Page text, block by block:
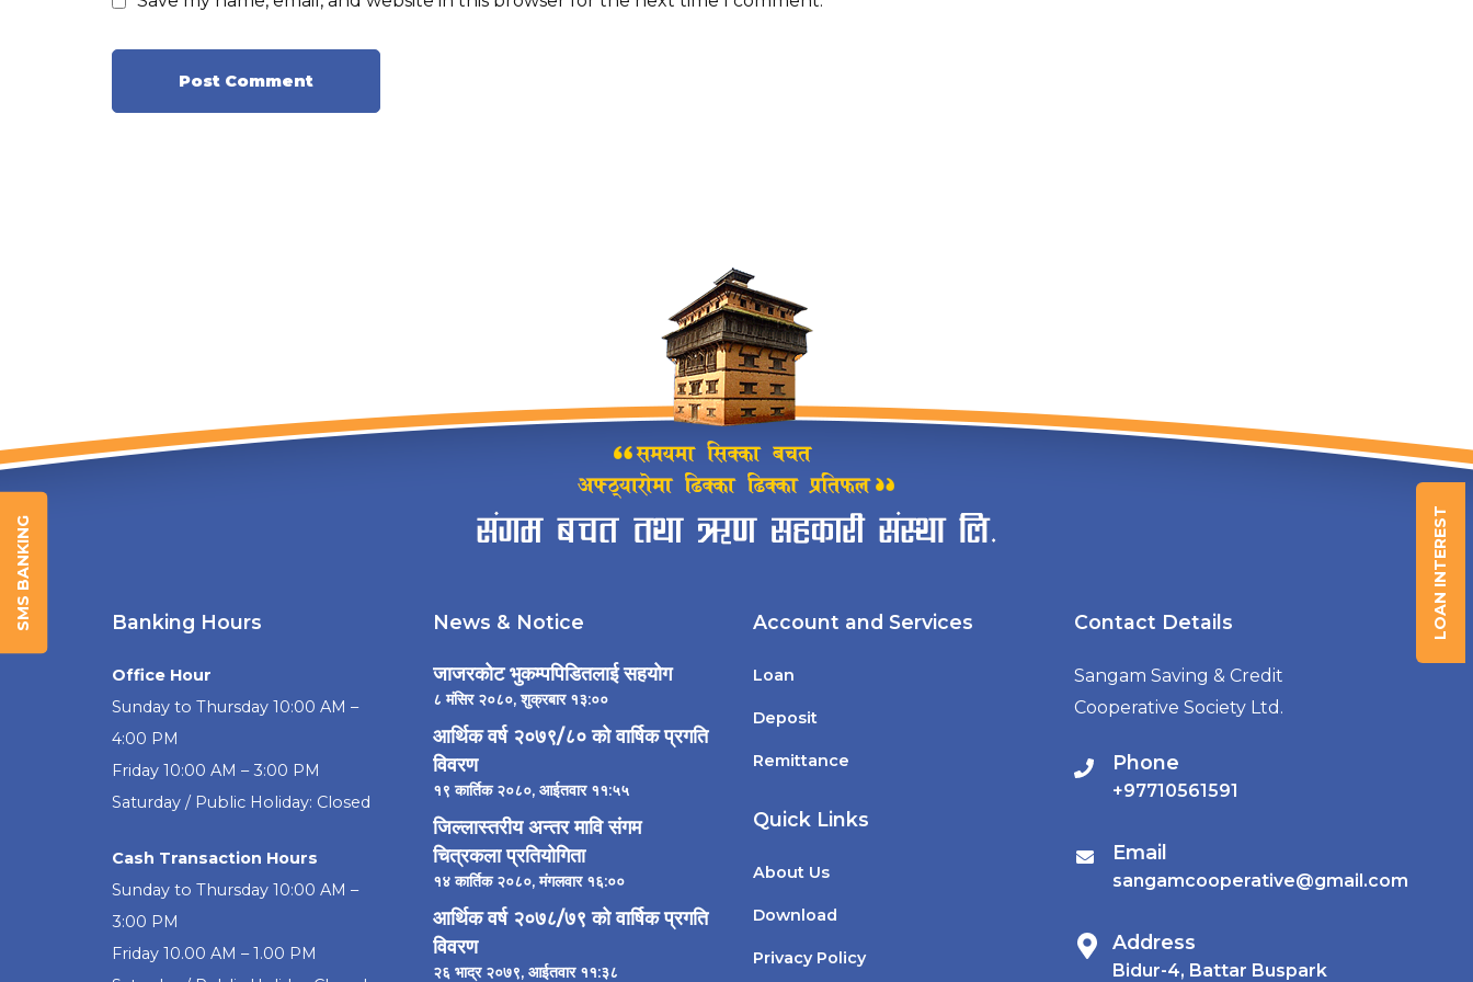
Banking Hours
Office Hour
Sunday to Thursday 10:00 AM –
4:00 PM
Friday 10:00 AM – 3:00 PM
Saturday / Public Holiday: Closed
Cash Transaction Hours
Sunday to Thursday 10:00 AM –
3:00 PM
Friday 10.00 AM – 1.00 PM
News & Notice
जाजरकोट भुकम्पपिडितलाई सहयोग
८ मंसिर २०८०, शुक्रबार १३:००
आर्थिक वर्ष २०७९/८० को वार्षिक प्रगति
विवरण
१९ कार्तिक २०८०, आईतवार ११:५५
जिल्लास्तरीय अन्तर मावि संगम
चित्रकला प्रतियोगिता
१४ कार्तिक २०८०, मंगलवार १६:००
आर्थिक वर्ष २०७८/७९ को वार्षिक प्रगति
विवरण
२६ भाद्र २०७९, आईतवार ११:३८
Account and Services
Loan
Deposit
Remittance
Quick Links
About Us
Download
Privacy Policy
Contact Details
Sangam Saving & Credit
Cooperative Society Ltd.
Phone
+97710561591
Email
sangamcooperative@gmail.com
Address
Bidur-4, Battar Buspark
LOAN INTEREST
SMS BANKING